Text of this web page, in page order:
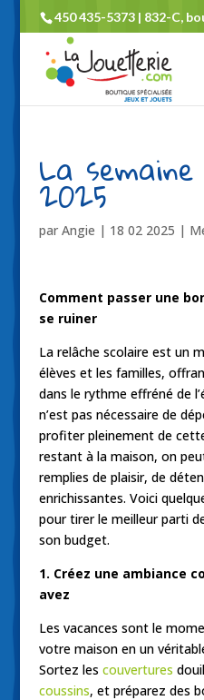
450 435-5373 | 832-C,
La
2025
par Angie | 18 02 2025 |
Comment passer une
se ruiner
La relâche scolaire est un
élèves et les familles,
dans le rythme effréné de
n’est pas nécessaire de
profiter pleinement de
restant à la maison, on
remplies de plaisir, de
enrichissantes. Voici
pour tirer le meilleur parti
son budget.
1. Créez une ambiance
avez
Les vacances sont le
votre maison en un
Sortez les couvertures
coussins, et préparez des